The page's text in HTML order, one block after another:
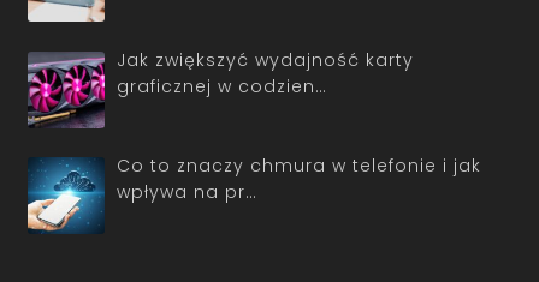
Jak zwiększyć wydajność karty
graficznej w codzien…
Co to znaczy chmura w telefonie i jak
wpływa na pr…